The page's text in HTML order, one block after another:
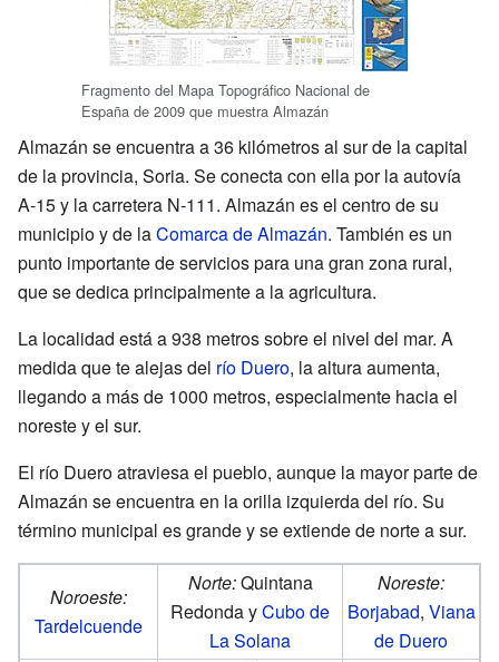
Fragmento del Mapa Topográfico Nacional de
España de 2009 que muestra Almazán
Almazán se encuentra a 36 kilómetros al sur de la capital
de la provincia, Soria. Se conecta con ella por la autovía
A-15 y la carretera N-111. Almazán es el centro de su
municipio y de laComarca de Almazán. También es un
punto importante de servicios para una gran zona rural,
que se dedica principalmente a la agricultura.
La localidad está a 938 metros sobre el nivel del mar. A
medida que te alejas del río Duero, la altura aumenta,
llegando a más de 1000 metros, especialmente hacia el
noreste y el sur.
El río Duero atraviesa el pueblo, aunque la mayor parte de
Almazán se encuentra en la orilla izquierda del río. Su
término municipal es grande y se extiende de norte a sur.
Noroeste:
Tardelcuende
Norte:Quintana
Redonda yCubo de
La Solana
Noreste:
Borjabad, Viana
de Duero